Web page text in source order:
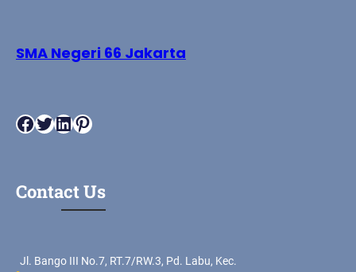
SMA Negeri 66 Jakarta
Facebook Twitter LinkedIn Pinterest
Contact Us
Jl. Bango III No.7, RT.7/RW.3, Pd. Labu, Kec.